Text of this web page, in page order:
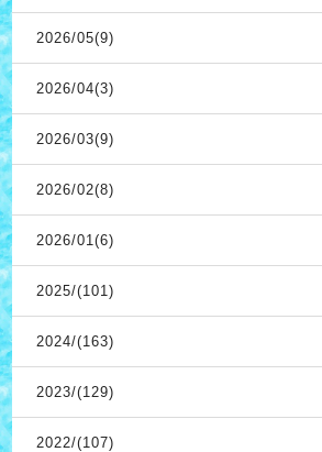
2026/05(9)
2026/04(3)
2026/03(9)
2026/02(8)
2026/01(6)
2025/(101)
2024/(163)
2023/(129)
2022/(107)